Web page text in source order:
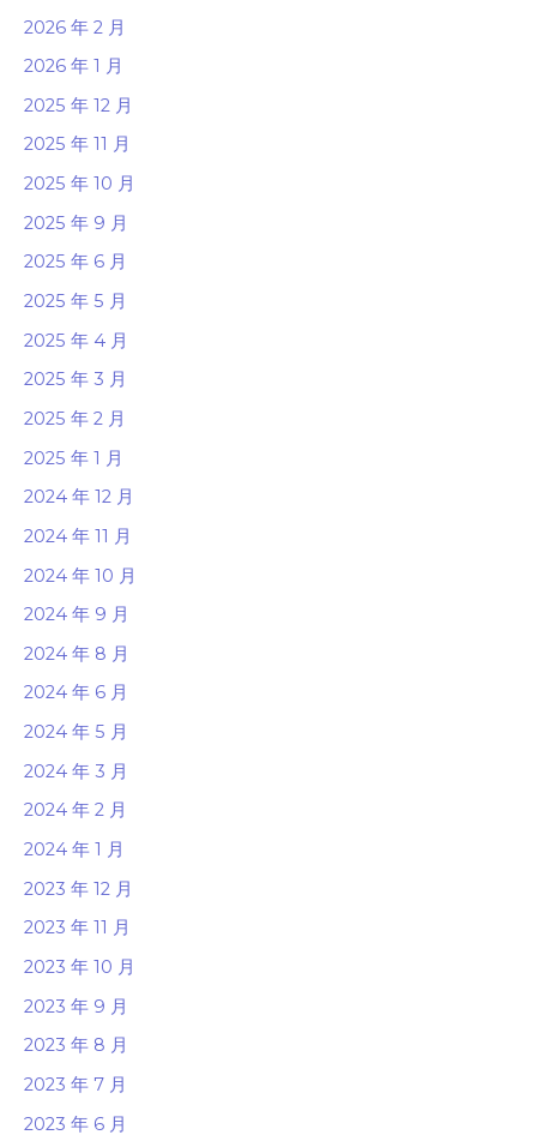
2026 年 2 月
2026 年 1 月
2025 年 12 月
2025 年 11 月
2025 年 10 月
2025 年 9 月
2025 年 6 月
2025 年 5 月
2025 年 4 月
2025 年 3 月
2025 年 2 月
2025 年 1 月
2024 年 12 月
2024 年 11 月
2024 年 10 月
2024 年 9 月
2024 年 8 月
2024 年 6 月
2024 年 5 月
2024 年 3 月
2024 年 2 月
2024 年 1 月
2023 年 12 月
2023 年 11 月
2023 年 10 月
2023 年 9 月
2023 年 8 月
2023 年 7 月
2023 年 6 月